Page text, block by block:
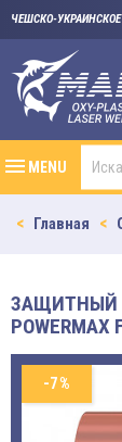
ЧЕШСКО-
MENU
Главная
ЗАЩИТНЫЙ
-7%